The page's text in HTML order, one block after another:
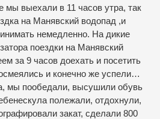
мы выехали в 11 часов утра, так
на Манявский водопад ,и
немедленно. На дикие
поездки на Манявский
за 9 часов доехать и посетить
и конечно же успели…
мы пообедали, высушили обувь
полежали, отдохнули,
закат, сделали 800